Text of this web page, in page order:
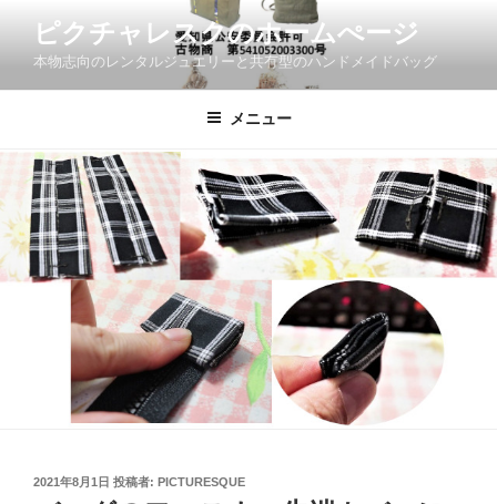
ン
キ
ッ
プ
ピクチャレスクのホームぺージ
本物志向のレンタルジュエリーと共有型のハンドメイドバッグ
メニュー
投
2021年8月1日 投稿者: PICTURESQUE